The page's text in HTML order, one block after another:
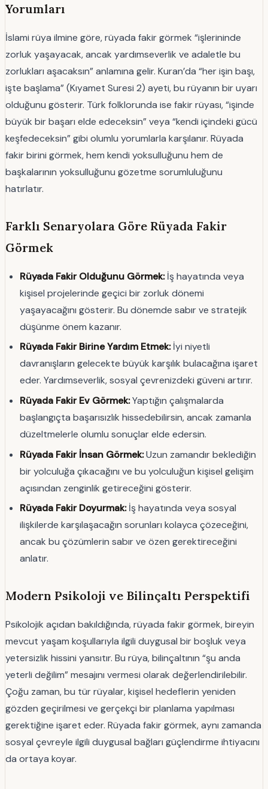
Yorumları
İslami rüya ilmine göre, rüyada fakir görmek “işlerininde
zorluk yaşayacak, ancak yardımseverlik ve adaletle bu
zorlukları aşacaksın” anlamına gelir. Kuran’da “her işin başı,
işte başlama” (Kıyamet Suresi 2) ayeti, bu rüyanın bir uyarı
olduğunu gösterir. Türk folklorunda ise fakir rüyası, “işinde
büyük bir başarı elde edeceksin” veya “kendi içindeki gücü
keşfedeceksin” gibi olumlu yorumlarla karşılanır. Rüyada
fakir birini görmek, hem kendi yoksulluğunu hem de
başkalarının yoksulluğunu gözetme sorumluluğunu
hatırlatır.
Farklı Senaryolara Göre Rüyada Fakir
Görmek
Rüyada Fakir Olduğunu Görmek:İş hayatında veya
kişisel projelerinde geçici bir zorluk dönemi
yaşayacağını gösterir. Bu dönemde sabır ve stratejik
düşünme önem kazanır.
Rüyada Fakir Birine Yardım Etmek:İyi niyetli
davranışların gelecekte büyük karşılık bulacağına işaret
eder. Yardımseverlik, sosyal çevrenizdeki güveni artırır.
Rüyada Fakir Ev Görmek:Yaptığın çalışmalarda
başlangıçta başarısızlık hissedebilirsin, ancak zamanla
düzeltmelerle olumlu sonuçlar elde edersin.
Rüyada Fakir İnsan Görmek:Uzun zamandır beklediğin
bir yolculuğa çıkacağını ve bu yolculuğun kişisel gelişim
açısından zenginlik getireceğini gösterir.
Rüyada Fakir Doyurmak:İş hayatında veya sosyal
ilişkilerde karşılaşacağın sorunları kolayca çözeceğini,
ancak bu çözümlerin sabır ve özen gerektireceğini
anlatır.
Modern Psikoloji ve Bilinçaltı Perspektifi
Psikolojik açıdan bakıldığında, rüyada fakir görmek, bireyin
mevcut yaşam koşullarıyla ilgili duygusal bir boşluk veya
yetersizlik hissini yansıtır. Bu rüya, bilinçaltının “şu anda
yeterli değilim” mesajını vermesi olarak değerlendirilebilir.
Çoğu zaman, bu tür rüyalar, kişisel hedeflerin yeniden
gözden geçirilmesi ve gerçekçi bir planlama yapılması
gerektiğine işaret eder. Rüyada fakir görmek, aynı zamanda
sosyal çevreyle ilgili duygusal bağları güçlendirme ihtiyacını
da ortaya koyar.